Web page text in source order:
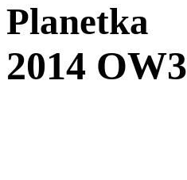
Planetka
2014